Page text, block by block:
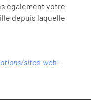
également votre
depuis laquelle
sites-web-